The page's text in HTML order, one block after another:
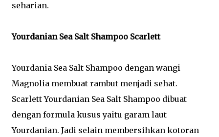
seharian.
Yourdanian Sea Salt Shampoo Scarlett
Yourdania Sea Salt Shampoo dengan wangi
Magnolia membuat rambut menjadi sehat.
Scarlett Yourdanian Sea Salt Shampoo dibuat
dengan formula kusus yaitu garam laut
Yourdanian. Jadi selain membersihkan kotoran